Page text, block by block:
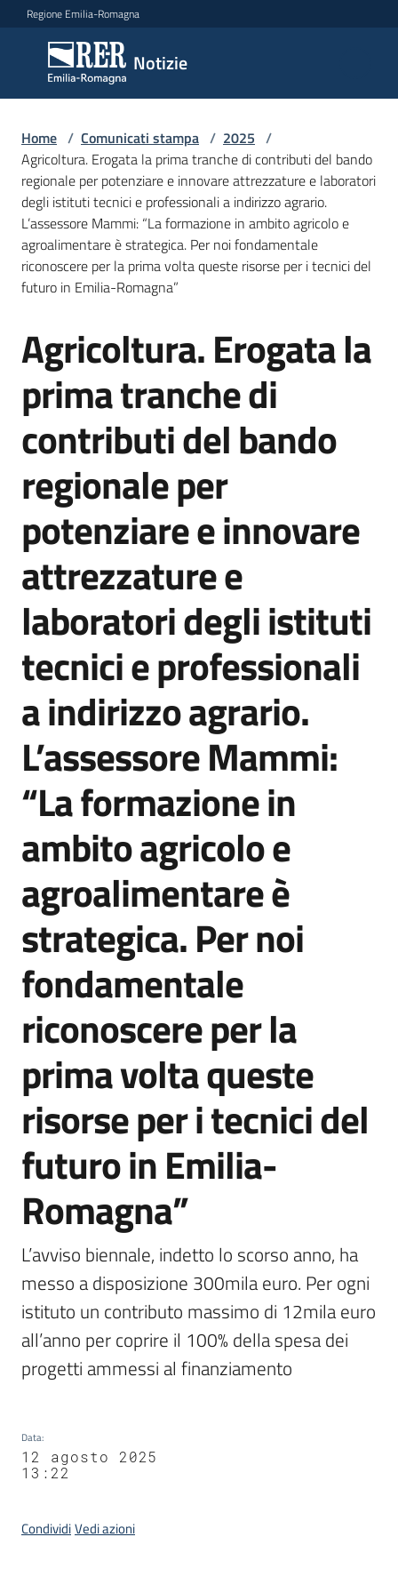
Vai al contenuto
Vai alla navigazione
Vai al footer
Regione Emilia-Romagna
Notizie
Notizie
Comunicati
stampa
Menu selezionato
Cerca
un
comunicato
Risorse
Agenzia
di
informazione
e
comunicazione
Seguici
su
Home / Comunicati stampa / 2025 /
Agricoltura. Erogata la prima tranche di contributi del bando
regionale per potenziare e innovare attrezzature e laboratori
degli istituti tecnici e professionali a indirizzo agrario.
L’assessore Mammi: “La formazione in ambito agricolo e
agroalimentare è strategica. Per noi fondamentale
riconoscere per la prima volta queste risorse per i tecnici del
futuro in Emilia-Romagna”
Salta al contenuto
Agricoltura. Erogata la
prima tranche di
contributi del bando
regionale per
potenziare e innovare
attrezzature e
laboratori degli istituti
tecnici e professionali
a indirizzo agrario.
L’assessore Mammi:
“La formazione in
ambito agricolo e
agroalimentare è
strategica. Per noi
fondamentale
riconoscere per la
prima volta queste
risorse per i tecnici del
futuro in Emilia-
Romagna”
L’avviso biennale, indetto lo scorso anno, ha
messo a disposizione 300mila euro. Per ogni
istituto un contributo massimo di 12mila euro
all’anno per coprire il 100% della spesa dei
progetti ammessi al finanziamento
Data:
12 agosto 2025
13:22
CondividiVedi azioni